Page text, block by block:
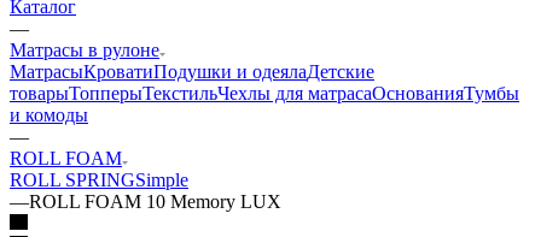
Каталог
—
Матрасы в рулоне
МатрасыКроватиПодушки и одеялаДетские
товарыТопперыТекстильЧехлы для матрасаОснованияТумбы
и комоды
—
ROLL FOAM
ROLL SPRINGSimple
—ROLL FOAM 10 Memory LUX